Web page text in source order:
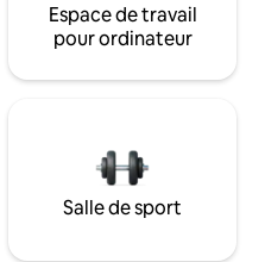
Espace de travail
pour ordinateur
Salle de sport